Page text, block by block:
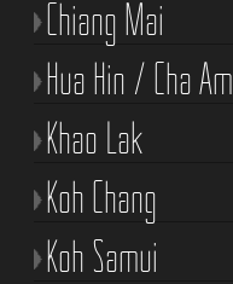
Chiang Mai
Hua Hin / Cha Am
Khao Lak
Koh Chang
Koh Samui